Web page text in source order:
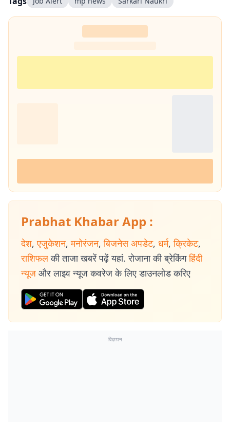
Prabhat Khabar App :
देश, एजुकेशन, मनोरंजन, बिजनेस अपडेट, धर्म, क्रिकेट,
राशिफल की ताजा खबरें पढ़ें यहां. रोजाना की ब्रेकिंग हिंदी
न्यूज और लाइव न्यूज कवरेज के लिए डाउनलोड करिए
विज्ञापन